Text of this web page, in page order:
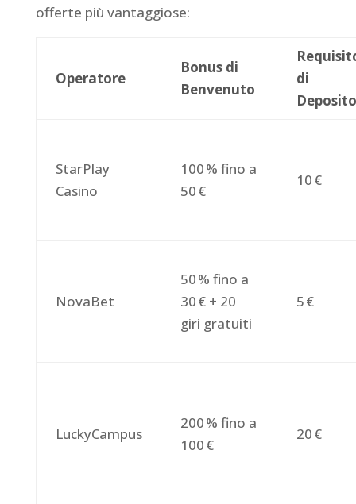
offerte più vantaggiose:
Operatore
Bonus di
Benvenuto
di
Deposito
StarPlay
Casino
100 % fino a
50 €
10 €
NovaBet
50 % fino a
30 € + 20
giri gratuiti
5 €
LuckyCampus
200 % fino a
100 €
20 €